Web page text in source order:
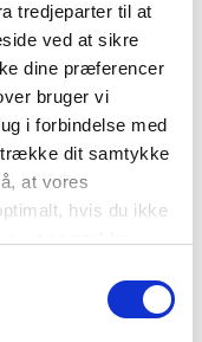
tredjeparter til at
ved at sikre
dine præferencer
bruger vi
i forbindelse med
dit samtykke
at vores
hvis du ikke
Willy og Onkel, Mysteriet i det store hus, Blå Læseklub
189,00 kr.